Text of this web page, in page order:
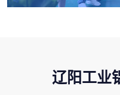
辽阳工业